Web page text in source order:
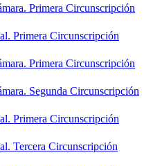
Primera Circunscripción
Primera Circunscripción
Primera Circunscripción
Segunda Circunscripción
Primera Circunscripción
Tercera Circunscripción